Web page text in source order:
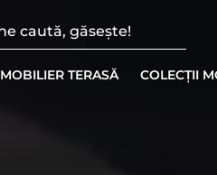
MOBILIER TERASĂ COLECȚII